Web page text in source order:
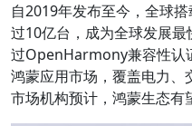
自2019年发布至今，全球
过10亿台，成为全球发展
过OpenHarmony兼容性认
鸿蒙应用市场，覆盖电力、
市场机构预计，鸿蒙生态有